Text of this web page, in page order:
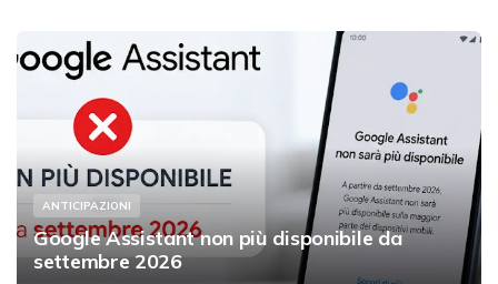
ANTICIPAZIONI
Google Assistant non più disponibile da
settembre 2026